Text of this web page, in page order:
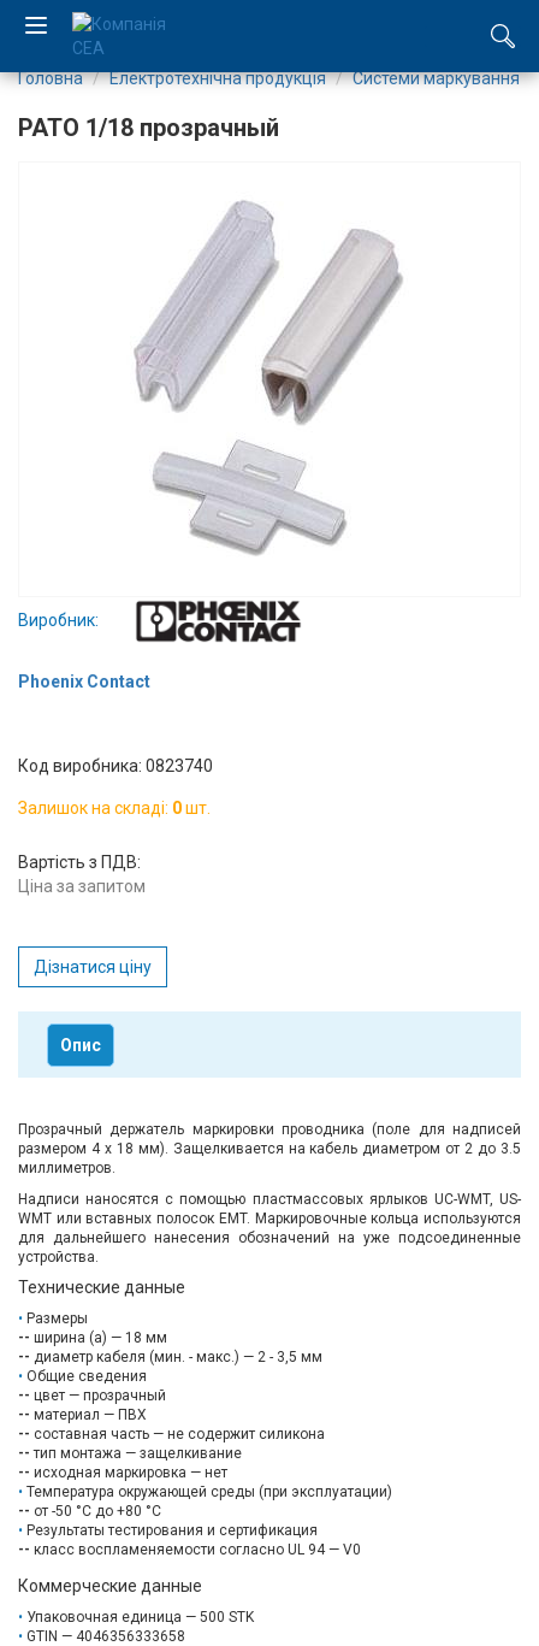
Виробництво
Послуги
Новини
авторизація
Доставка
Підтримка
Головна Електротехнічна продукція Системи маркування
PATO 1/18 прозрачный
Виробник:
Phoenix Contact
Код виробника: 0823740
Залишок на складі: 0шт.
Вартість з ПДВ:
Ціна за запитом
Дізнатися ціну
Опис
Прозрачный держатель маркировки проводника (поле для надписей
размером 4 х 18 мм). Защелкивается на кабель диаметром от 2 до 3.5
миллиметров.
Надписи наносятся с помощью пластмассовых ярлыков UC-WMT, US-
WMT или вставных полосок EMT. Маркировочные кольца используются
для дальнейшего нанесения обозначений на уже подсоединенные
устройства.
Технические данные
Размеры
-- ширина (a) — 18 мм
-- диаметр кабеля (мин. - макс.) — 2 - 3,5 мм
Общие сведения
-- цвет — прозрачный
-- материал — ПВХ
-- составная часть — не содержит силикона
-- тип монтажа — защелкивание
-- исходная маркировка — нет
Температура окружающей среды (при эксплуатации)
-- от -50 °C до +80 °C
Результаты тестирования и сертификация
-- класс воспламеняемости согласно UL 94 — V0
Коммерческие данные
Упаковочная единица — 500 STK
GTIN — 4046356333658